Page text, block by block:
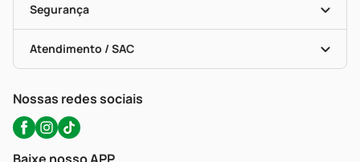
Formas De Pagamento
Troca E Devolução
Bulas De A A Z
Políticas De Marketplace
Serviços Farmacêuticos
Testes Rápidos
Autoteste Covid-19
Segurança
Portal Da Privacidade
Atendimento / SAC
Nossas redes sociais